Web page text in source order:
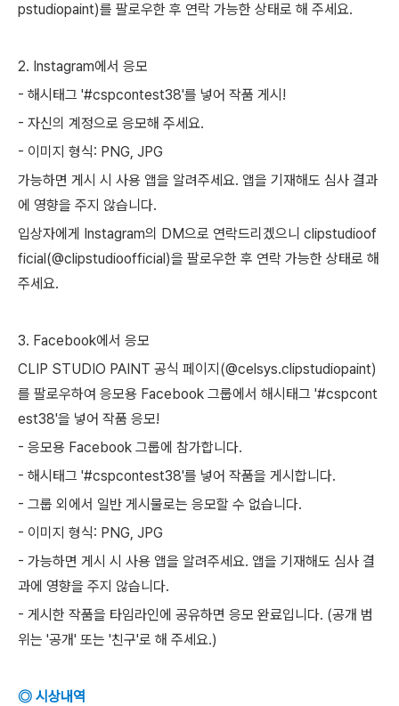
pstudiopaint)를 팔로우한 후 연락 가능한 상태로 해 주세요.
2. Instagram에서 응모
- 해시태그 '#cspcontest38'를 넣어 작품 게시!
- 자신의 계정으로 응모해 주세요.
- 이미지 형식: PNG, JPG
가능하면 게시 시 사용 앱을 알려주세요. 앱을 기재해도 심사 결과
에 영향을 주지 않습니다.
입상자에게 Instagram의 DM으로 연락드리겠으니 clipstudioof
ficial(@clipstudioofficial)을 팔로우한 후 연락 가능한 상태로 해
주세요.
3. Facebook에서 응모
CLIP STUDIO PAINT 공식 페이지(@celsys.clipstudiopaint)
를 팔로우하여 응모용 Facebook 그룹에서 해시태그 '#cspcont
est38'을 넣어 작품 응모!
- 응모용 Facebook 그룹에 참가합니다.
- 해시태그 '#cspcontest38'를 넣어 작품을 게시합니다.
- 그룹 외에서 일반 게시물로는 응모할 수 없습니다.
- 이미지 형식: PNG, JPG
- 가능하면 게시 시 사용 앱을 알려주세요. 앱을 기재해도 심사 결
과에 영향을 주지 않습니다.
- 게시한 작품을 타임라인에 공유하면 응모 완료입니다. (공개 범
위는 '공개' 또는 '친구'로 해 주세요.)
◎ 시상내역